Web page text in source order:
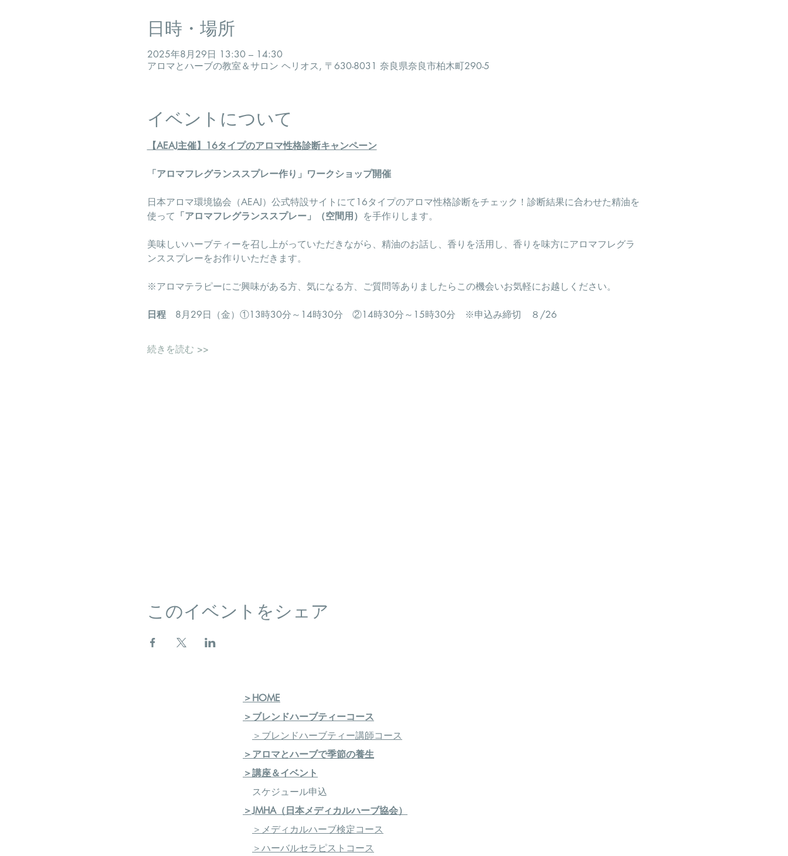
日時・場所
2025年8月29日 13:30 – 14:30
アロマとハーブの教室＆サロン ヘリオス, 〒630-8031 奈良県奈良市柏木町290-5
イベントについて
【AEAJ主催】16タイプのアロマ性格診断キャンペーン
「アロマフレグランススプレー作り」ワークショップ開催
日本アロマ環境協会（AEAJ）公式特設サイトにて16タイプのアロマ性格診断をチェック！診断結果に合わせた精油を
使って 「アロマフレグランススプレー」（空間用） を手作りします。
​美味しいハーブティーを召し上がっていただきながら、精油のお話し、香りを活用し、香りを味方にアロマフレグラ
ンススプレーをお作りいただきます。
※アロマテラピーにご興味がある方、気になる方、ご質問等ありましたらこの機会いお気軽にお越しください。
日程 8月29日（金）①13時30分～14時30分　②14時30分～15時30分　※申込み締切　８/26
続きを読む >>
このイベントをシェア
＞HOME
＞ブレンドハーブティーコース
＞ブレンドハーブティー講師コース
＞アロマとハーブで季節の養生
＞講座＆イベント
スケジュール申込
＞JMHA（日本メディカルハーブ協会）
＞メディカルハーブ検定コース
＞ハーバルセラピストコース